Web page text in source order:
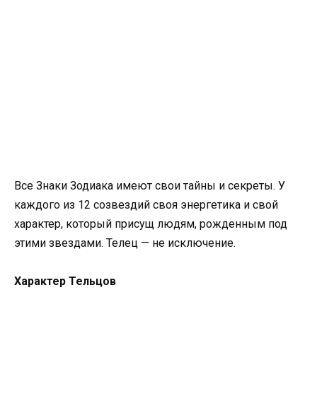
Все Знаки Зодиака имеют свои тайны и секреты. У
каждого из 12 созвездий своя энергетика и свой
характер, который присущ людям, рожденным под
этими звездами. Телец — не исключение.
Характер Тельцов